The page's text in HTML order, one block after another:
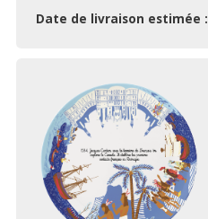
Date de livraison estimée :